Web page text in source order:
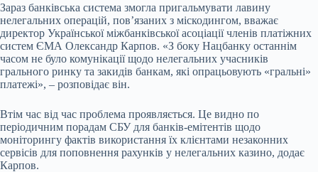
Зараз банківська система змогла пригальмувати лавину
нелегальних операцій, пов’язаних з міскодингом, вважає
директор Української міжбанківської асоціації членів платіжних
систем ЄМА Олександр Карпов. «З боку Нацбанку останнім
часом не було комунікації щодо нелегальних учасників
грального ринку та закидів банкам, які опрацьовують «гральні»
платежі», – розповідає він.
Втім час від час проблема проявляється. Це видно по
періодичним порадам СБУ для банків-емітентів щодо
моніторингу фактів використання їх клієнтами незаконних
сервісів для поповнення рахунків у нелегальних казино, додає
Карпов.